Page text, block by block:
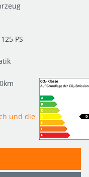
PS
und die